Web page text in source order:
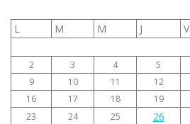
L M M J V
2 3 4 5
9
10 11 12
16
17 18 19
23
24 25 26